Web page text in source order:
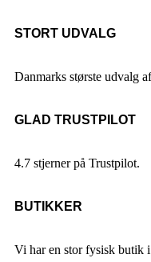
STORT UDVALG
Danmarks største udvalg
GLAD TRUSTPILOT
4.7 stjerner på Trustpilot.
BUTIKKER
Vi har en stor fysisk butik i